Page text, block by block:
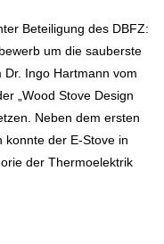
Beteiligung des DBFZ:
um die sauberste
Dr. Ingo Hartmann vom
„Wood Stove Design
Neben dem ersten
konnte der E-Stove in
der Thermoelektrik